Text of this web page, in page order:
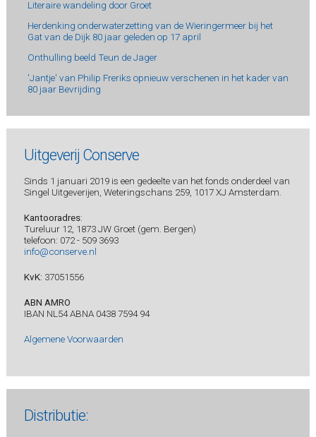
Literaire wandeling door Groet
Herdenking onderwaterzetting van de Wieringermeer bij het
Gat van de Dijk 80 jaar geleden op 17 april
Onthulling beeld Teun de Jager
'Jantje' van Philip Freriks opnieuw verschenen in het kader van
80 jaar Bevrijding
Uitgeverij Conserve
Sinds 1 januari 2019 is een gedeelte van het fonds onderdeel van
Singel Uitgeverijen, Weteringschans 259, 1017 XJ Amsterdam.
Kantooradres:
Tureluur 12, 1873 JW Groet (gem. Bergen)
telefoon: 072 - 509 3693
info@conserve.nl
KvK: 37051556
ABN AMRO
IBAN NL54 ABNA 0438 7594 94
Algemene Voorwaarden
Distributie: